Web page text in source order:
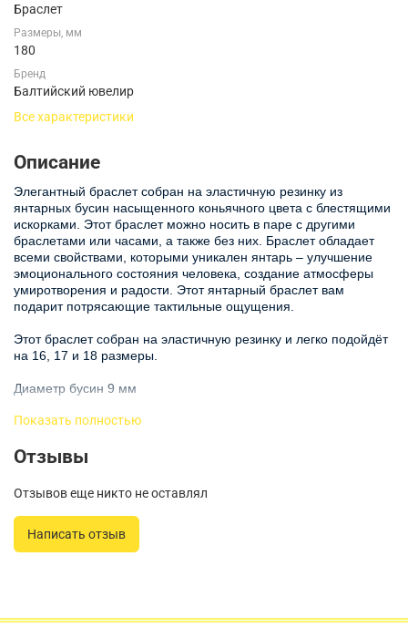
Браслет
Размеры, мм
180
Бренд
Балтийский ювелир
Все характеристики
Описание
Элегантный браслет собран на эластичную резинку из
янтарных бусин насыщенного коньячного цвета с блестящими
искорками. Этот браслет можно носить в паре с другими
браслетами или часами, а также без них. Браслет обладает
всеми свойствами, которыми уникален янтарь – улучшение
эмоционального состояния человека, создание атмосферы
умиротворения и радости. Этот янтарный браслет вам
подарит потрясающие тактильные ощущения.
Этот браслет собран на эластичную резинку и легко подойдёт
на 16, 17 и 18 размеры.
Диаметр бусин 9 мм
НАШИ ПРЕИМУЩЕСТВА:
- Все украшения авторской ручной работы
- Натуральный балтийский янтарь из Янтарного комбината
- Гарантия низкой цены
- Гарантия возврата или обмена
- Перед тем как надеть украшение, дайте высохнуть духам,
Показать полностью
Отзывы
Отзывов еще никто не оставлял
Написать отзыв